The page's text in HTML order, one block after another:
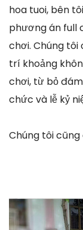
hoa tuoi, bên
phương án full
chơi. Chúng
trí khoảng
chơi, từ bỏ
chức và lễ kỷ
Chúng tôi